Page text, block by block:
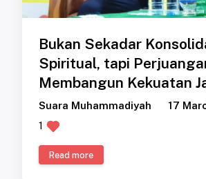
Bukan Sekadar
Spiritual, tapi
Membangun Kekuatan
Suara Muhammadiyah
17
1
Read more